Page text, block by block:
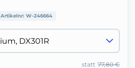
Artikelnr: W-246664
77,80 €
statt